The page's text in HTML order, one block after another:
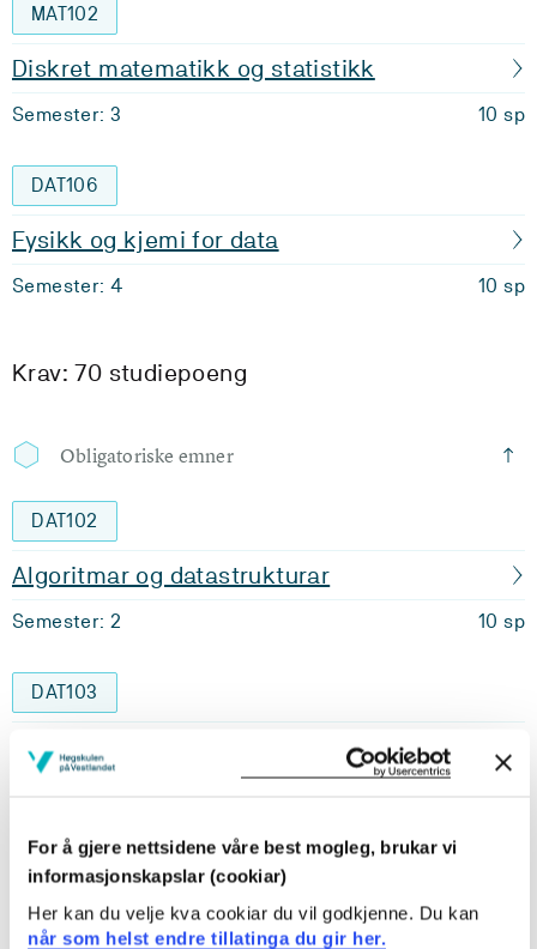
For å gjere nettsidene våre best mogleg, brukar vi
informasjonskapslar (cookiar)
Her kan du velje kva cookiar du vil godkjenne. Du kan
når som helst endre tillatinga du gir her.
MAT102
Diskret matematikk og statistikk
Semester: 3 10 sp
DAT106
Fysikk og kjemi for data
Semester: 4 10 sp
Krav: 70 studiepoeng
Obligatoriske emner
DAT102
Algoritmar og datastrukturar
Semester: 2 10 sp
DAT103
Datamaskinar og operativsystem
DAT104
Systemutvikling og webapplikasjonar